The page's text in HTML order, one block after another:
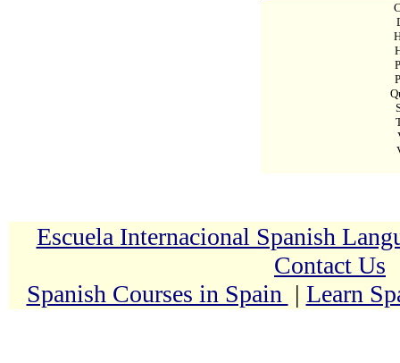
Escuela Internacional Spanish
Contact Us
Spanish Courses in Spain | Learn